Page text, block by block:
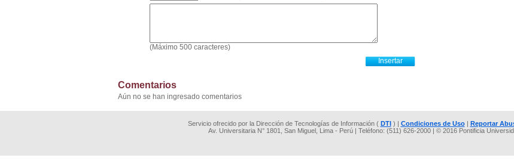
(Máximo 500 caracteres)
Comentarios
Aún no se han ingresado comentarios
Servicio ofrecido por la Dirección de Tecnologías de Información ( DTI) | Condiciones de Uso| Reportar
Av. Universitaria N° 1801, San Miguel, Lima - Perú | Teléfono: (511) 626-2000 | © 2016 Pontificia